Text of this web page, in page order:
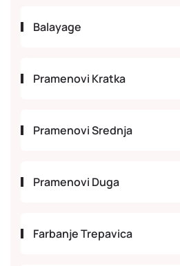
Balayage
Pramenovi Kratka
Pramenovi Srednja
Pramenovi Duga
Farbanje Trepavica